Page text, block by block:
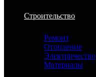
Строительство
Ремонт
Отопление
Электричество
Материалы